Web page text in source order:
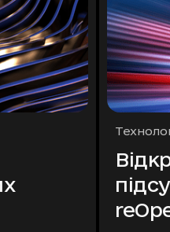
Рубрики